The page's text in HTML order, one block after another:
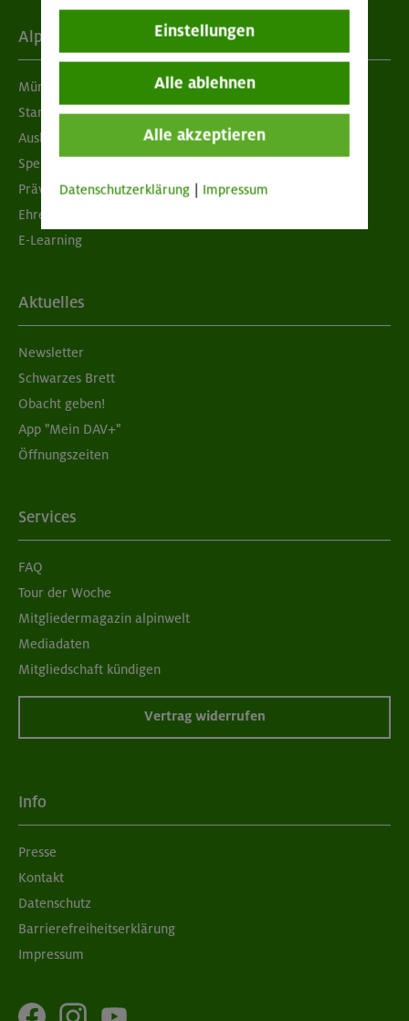
Alpenverein
München & Oberland
Standorte
Ausbildung & Jobs
Spenden
Prävention sexualisierter Gewalt
Ehrenamtsbörse
E-Learning
Aktuelles
Newsletter
Schwarzes Brett
Obacht geben!
App "Mein DAV+"
Öffnungszeiten
Services
FAQ
Tour der Woche
Mitgliedermagazin alpinwelt
Mediadaten
Mitgliedschaft kündigen
Vertrag widerrufen
Info
Presse
Kontakt
Datenschutz
Barrierefreiheitserklärung
Impressum
Einstellungen
Alle ablehnen
Alle akzeptieren
Datenschutzerklärung Impressum